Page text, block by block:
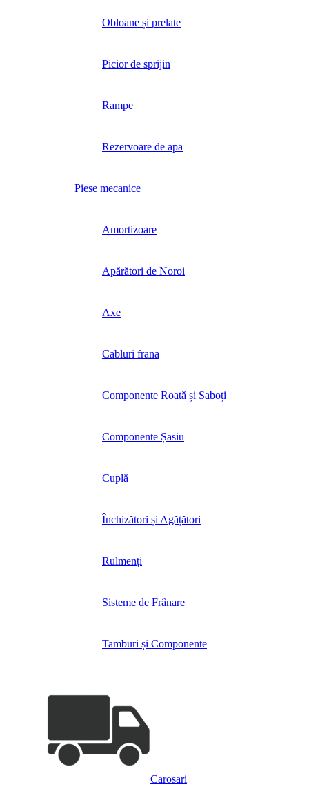
Obloane și prelate
Picior de sprijin
Rampe
Rezervoare de apa
Piese mecanice
Amortizoare
Apărători de Noroi
Axe
Cabluri frana
Componente Roată și Saboți
Componente Șasiu
Cuplă
Închizători și Agățători
Rulmenți
Sisteme de Frânare
Tamburi și Componente
Carosari